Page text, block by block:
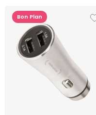
Bon Plan